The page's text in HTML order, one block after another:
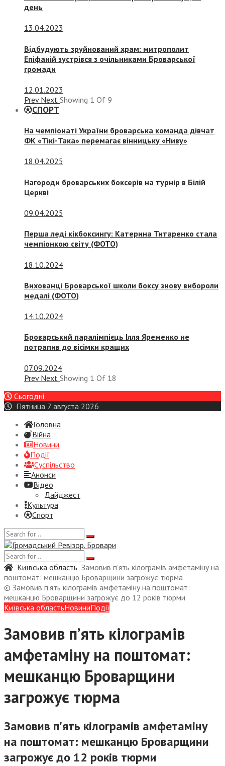
день
13.04.2023
Відбудують зруйнований храм: митрополит
Епіфаній зустрівся з очільниками Броварської
громади
12.01.2023
Prev Next Showing 1 Of 9
СПОРТ
На чемпіонаті України броварська команда дівчат
ФК «Тікі-Така» перемагає вінницьку «Ниву»
18.04.2025
Нагороди броварських боксерів на турнір в Білій
Церкві
09.04.2025
Перша леді кікбоксингу: Катерина Титаренко стала
чемпіонкою світу (ФОТО)
18.10.2024
Вихованці Броварської школи боксу знову вибороли
медалі (ФОТО)
14.10.2024
Броварський паралімпієць Ілля Яременко не
потрапив до вісімки кращих
07.09.2024
Prev Next Showing 1 Of 18
Сьогодні
Пятница 7 августа 2026
Головна
Війна
Новини
Події
Суспiльство
Анонси
Відео
Дайджест
Культура
Спорт
Київська область Замовив п’ять кілограмів амфетаміну на
поштомат: мешканцю Броварщини загрожує тюрма
© Замовив п'ять кілограмів амфетаміну на поштомат:
мешканцю Броварщини загрожує до 12 років тюрми
Київська областьНовиниПодії
Замовив п’ять кілограмів
амфетаміну на поштомат:
мешканцю Броварщини
загрожує тюрма
Замовив п'ять кілограмів амфетаміну
на поштомат: мешканцю Броварщини
загрожує до 12 років тюрми